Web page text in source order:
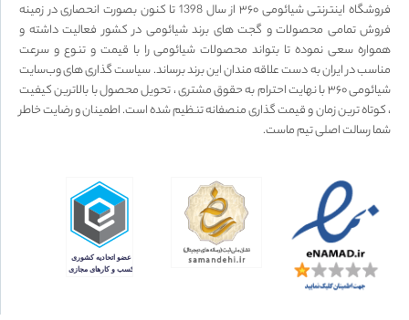
فروشگاه اینترنتی شیائومی ۳۶۰ از سال 1398 تا کنون بصورت انحصاری در زمینه
فروش تمامی محصولات و گجت های برند شیائومی در کشور فعالیت داشته و
همواره سعی نموده تا بتواند محصولات شیائومی را با قیمت و تنوع و سرعت
مناسب در ایران به دست علاقه مندان این برند برساند. سیاست گذاری های وب‌سایت
شیائومی ۳۶۰ با نهایت احترام به حقوق مشتری ، تحویل محصول با بالاترین کیفیت
، کوتاه ترین زمان و قیمت گذاری منصفانه تنظیم شده است. اطمینان و رضایت خاطر
شما رسالت اصلی تیم ماست.